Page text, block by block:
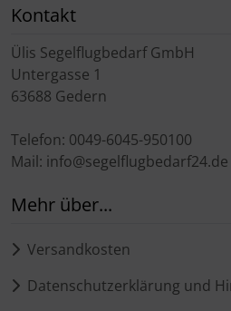
Kontakt
Ülis Segelflugbedarf GmbH
Untergasse 1
63688 Gedern
Telefon: 0049-6045-950100
Mail: info@segelflugbedarf24.de
Mehr über...
Versandkosten
Datenschutzerklärung und